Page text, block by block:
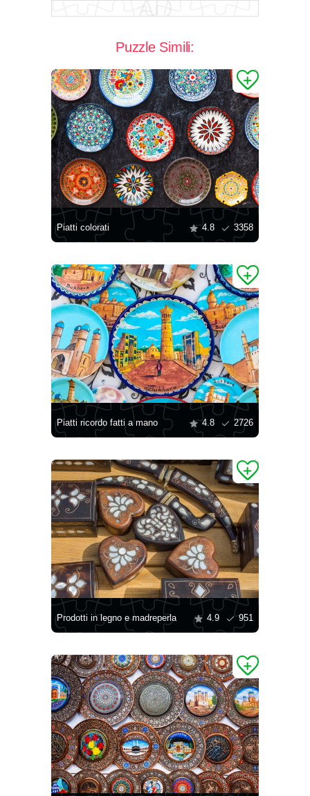
Puzzle Simili:
Piatti colorati 4.8 3358
Piatti ricordo fatti a mano 4.8 2726
Prodotti in legno e madreperla 4.9 951